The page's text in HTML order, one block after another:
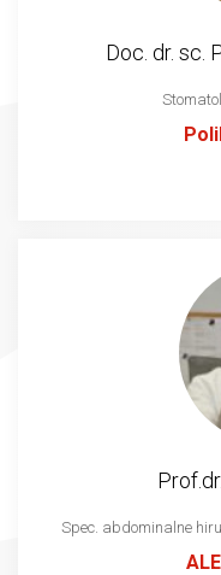
Doc. dr. sc.
Spec. abdominalne